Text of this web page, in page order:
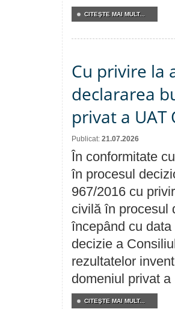
CITEŞTE MAI MULT...
Cu privire la
declararea
privat a UAT
Publicat: 21.07.2026
În conformitate
în procesul
967/2016 cu
civilă în procesul
începând cu
decizie a
rezultatelor
domeniul privat a
CITEŞTE MAI MULT...